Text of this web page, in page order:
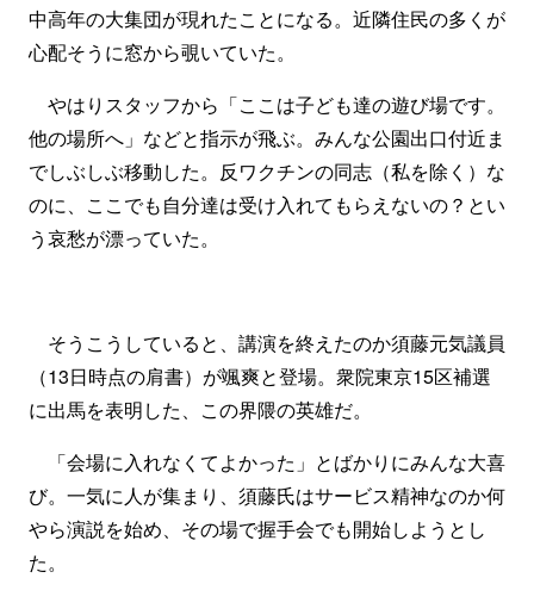
中高年の大集団が現れたことになる。近隣住民の多くが
心配そうに窓から覗いていた。
やはりスタッフから「ここは子ども達の遊び場です。
他の場所へ」などと指示が飛ぶ。みんな公園出口付近ま
でしぶしぶ移動した。反ワクチンの同志（私を除く）な
のに、ここでも自分達は受け入れてもらえないの？とい
う哀愁が漂っていた。
そうこうしていると、講演を終えたのか須藤元気議員
（13日時点の肩書）が颯爽と登場。衆院東京15区補選
に出馬を表明した、この界隈の英雄だ。
「会場に入れなくてよかった」とばかりにみんな大喜
び。一気に人が集まり、須藤氏はサービス精神なのか何
やら演説を始め、その場で握手会でも開始しようとし
た。